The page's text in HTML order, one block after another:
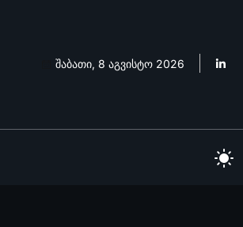
შაბათი, 8 აგვისტო 2026